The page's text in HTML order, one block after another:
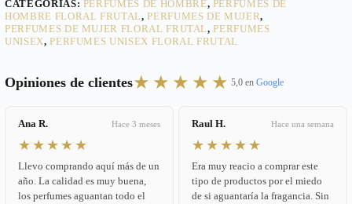
CATEGORÍAS: PERFUMES DE HOMBRE, PERFUMES DE
HOMBRE FLORAL FRUTAL,PERFUMES DE MUJER,
PERFUMES DE MUJER FLORAL FRUTAL,PERFUMES
UNISEX,PERFUMES UNISEX FLORAL FRUTAL
Opiniones de clientes★★★★★ 5,0 en Google
Ana R. Hace 3 meses
★★★★★
Llevo comprando aquí más de un
año. La calidad es muy buena,
los perfumes aguantan todo el
Raul H. Hace una semana
★★★★★
Era muy reacio a comprar este
tipo de productos por el miedo
de si aguantaría la fragancia. Sin